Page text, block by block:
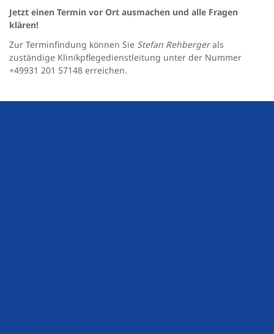
Jetzt einen Termin vor Ort ausmachen und alle Fragen
klären!
Zur Terminfindung können Sie Stefan Rehbergerals
zuständige Klinikpflegedienstleitung unter der Nummer
+49931 201 57148 erreichen.